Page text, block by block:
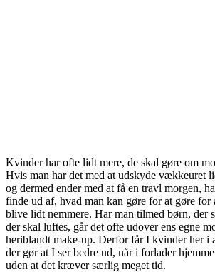
Kvinder har ofte lidt mere, de skal gøre om
Hvis man har det med at udskyde vækkeuret
og dermed ender med at få en travl morgen,
finde ud af, hvad man kan gøre for at gøre for
blive lidt nemmere. Har man tilmed børn, der
der skal luftes, går det ofte udover ens egne
heriblandt make-up. Derfor får I kvinder her i
der gør at I ser bedre ud, når i forlader
uden at det kræver særlig meget tid.